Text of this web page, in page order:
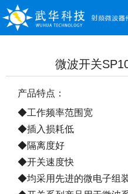
微波开关
产品特点：
◆工作频率范围宽
◆插入损耗低
◆隔离度好
◆开关速度快
◆均采用先进的微电子组